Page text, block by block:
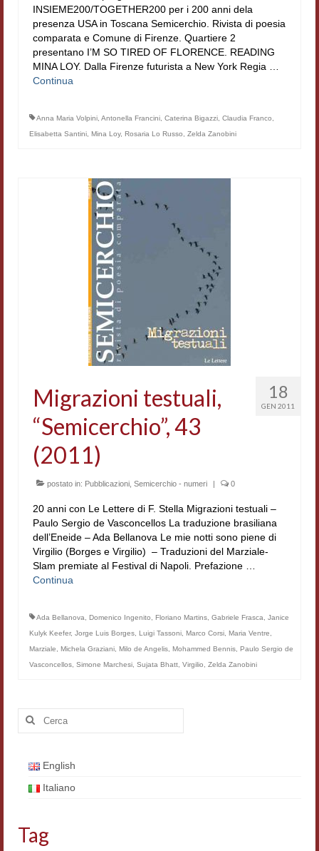
Filologia digitale
Lexicon
ALIM
Lo studium aretino del ‘200
Eurasian Latin Archive
Rammses
Master INFOTEXT
Workshop DH
Summer School DH
ERASMUS/DEMM
Storia e forme della canzone
Pubblicazioni
Hagiographica Coreana
Koreanische Literatur und Kultur
Scrittori latini dell’Europa medioevale
Testi Mediolatini
Atti di convegno
Presentazione
INSIEME200/TOGETHER200 per i 200 anni dela
presenza USA in Toscana Semicerchio. Rivista di poesia
comparata e Comune di Firenze. Quartiere 2
presentano I’M SO TIRED OF FLORENCE. READING
MINA LOY. Dalla Firenze futurista a New York Regia …
Continua
Anna Maria Volpini Antonella Francini Caterina Bigazzi Claudia Franco
Elisabetta Santini Mina Loy, Rosaria Lo Russo Zelda Zanobini
18
GEN 2011
Migrazioni testuali,
“Semicerchio”, 43
(2011)
postato in: Pubblicazioni Semicerchio - numeri | 0
20 anni con Le Lettere di F. Stella Migrazioni testuali –
Paulo Sergio de Vasconcellos La traduzione brasiliana
dell’Eneide – Ada Bellanova Le mie notti sono piene di
Virgilio (Borges e Virgilio) – Traduzioni del Marziale-
Slam premiate al Festival di Napoli. Prefazione …
Continua
Ada Bellanova Domenico Ingenito Floriano Martins Gabriele Frasca
Janice
Kulyk Keefer, Jorge Luis Borges Luigi Tassoni Marco Corsi Maria Ventre
Marziale
Michela Graziani Milo de Angelis Mohammed Bennis Paulo Sergio de
Vasconcellos Simone Marchesi Sujata Bhatt Virgilio Zelda Zanobini
Cerca:
English
Italiano
Tag